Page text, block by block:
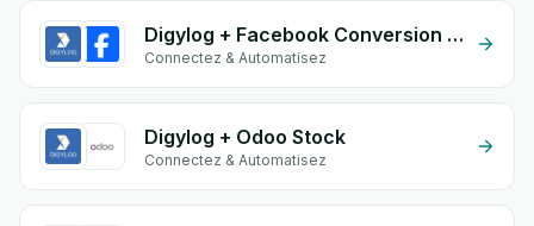
Digylog + Facebook Conversion API (CAPI)
Connectez & Automatisez
Digylog + Odoo Stock
Connectez & Automatisez